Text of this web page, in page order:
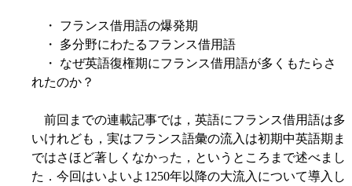
・ フランス借用語の爆発期
・ 多分野にわたるフランス借用語
・ なぜ英語復権期にフランス借用語が多くもたらさ
れたのか？
前回までの連載記事では，英語にフランス借用語は多
いけれども，実はフランス語彙の流入は初期中英語期ま
ではさほど著しくなかった，というところまで述べまし
た．今回はいよいよ1250年以降の大流入について導入し